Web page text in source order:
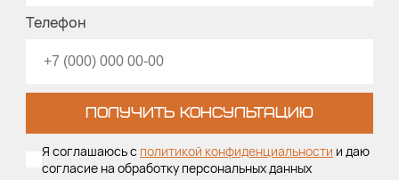
Телефон
ПОЛУЧИТЬ КОНСУЛЬТАЦИЮ
Я соглашаюсь с политикой конфиденциальности и даю
согласие на обработку персональных данных